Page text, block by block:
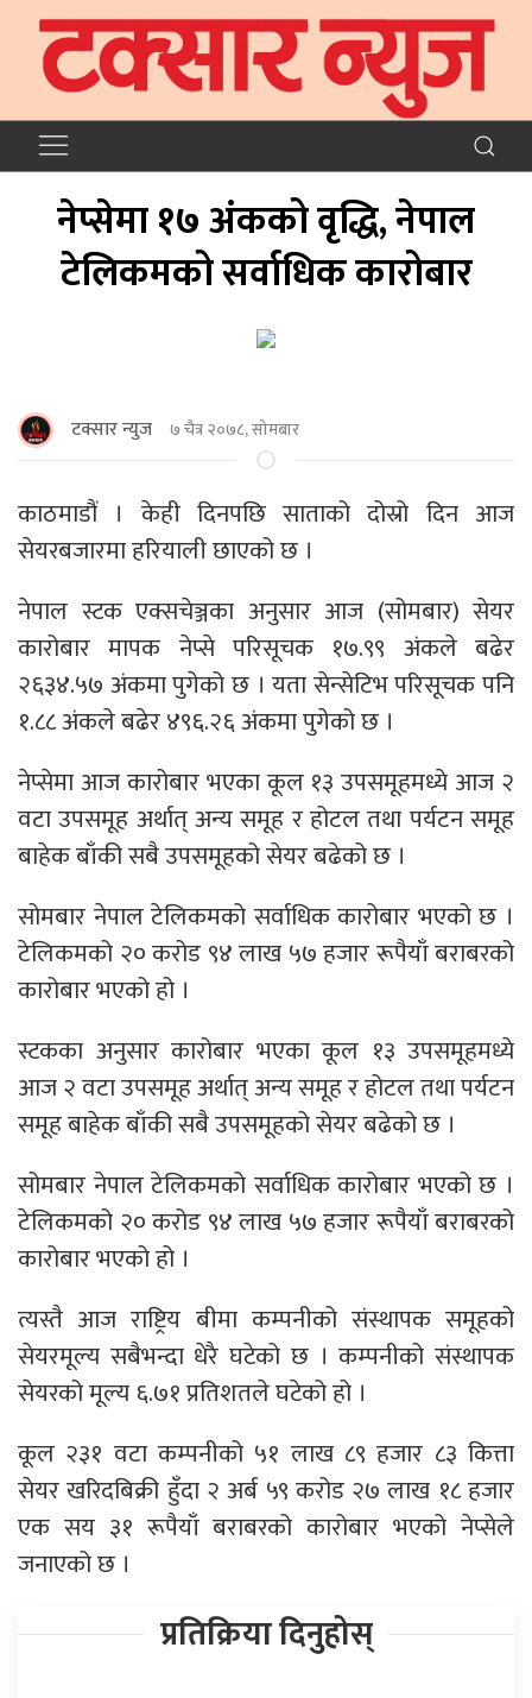
नेप्सेमा १७ अंकको वृद्धि, नेपाल
टेलिकमको सर्वाधिक कारोबार
टक्सार न्युज ७ चैत्र २०७८, सोमबार
काठमाडौं । केही दिनपछि साताको दोस्रो दिन आज
सेयरबजारमा हरियाली छाएको छ ।
नेपाल स्टक एक्सचेञ्जका अनुसार आज (सोमबार) सेयर
कारोबार मापक नेप्से परिसूचक १७.९९ अंकले बढेर
२६३४.५७ अंकमा पुगेको छ । यता सेन्सेटिभ परिसूचक पनि
१.८८ अंकले बढेर ४९६.२६ अंकमा पुगेको छ ।
नेप्सेमा आज कारोबार भएका कूल १३ उपसमूहमध्ये आज २
वटा उपसमूह अर्थात् अन्य समूह र होटल तथा पर्यटन समूह
बाहेक बाँकी सबै उपसमूहको सेयर बढेको छ ।
सोमबार नेपाल टेलिकमको सर्वाधिक कारोबार भएको छ ।
टेलिकमको २० करोड ९४ लाख ५७ हजार रूपैयाँ बराबरको
कारोबार भएको हो ।
स्टकका अनुसार कारोबार भएका कूल १३ उपसमूहमध्ये
आज २ वटा उपसमूह अर्थात् अन्य समूह र होटल तथा पर्यटन
समूह बाहेक बाँकी सबै उपसमूहको सेयर बढेको छ ।
सोमबार नेपाल टेलिकमको सर्वाधिक कारोबार भएको छ ।
टेलिकमको २० करोड ९४ लाख ५७ हजार रूपैयाँ बराबरको
कारोबार भएको हो ।
त्यस्तै आज राष्ट्रिय बीमा कम्पनीको संस्थापक समूहको
सेयरमूल्य सबैभन्दा धेरै घटेको छ । कम्पनीको संस्थापक
सेयरको मूल्य ६.७१ प्रतिशतले घटेको हो ।
कूल २३१ वटा कम्पनीको ५१ लाख ८९ हजार ८३ कित्ता
सेयर खरिदबिक्री हुँदा २ अर्ब ५९ करोड २७ लाख १८ हजार
एक सय ३१ रूपैयाँ बराबरको कारोबार भएको नेप्सेले
जनाएको छ ।
प्रतिक्रिया दिनुहोस्